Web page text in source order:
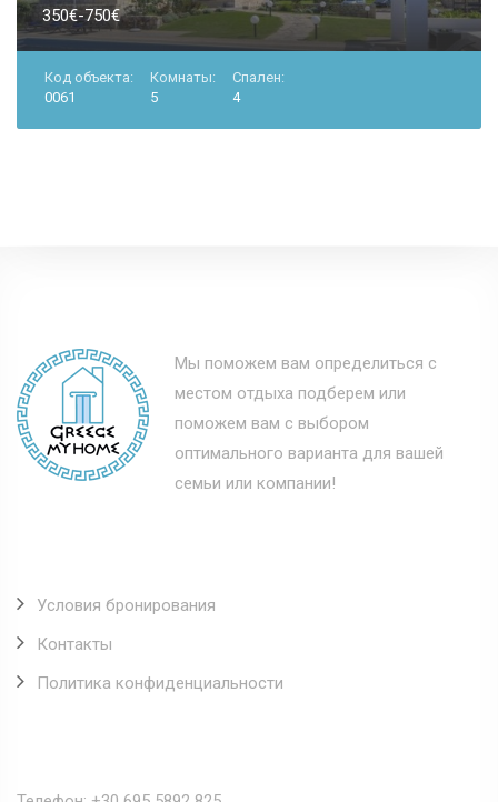
350€-750€
Код объекта:
0061
Комнаты:
5
Спален:
4
Мы поможем вам определиться с
местом отдыха подберем или
поможем вам с выбором
оптимального варианта для вашей
семьи или компании!
Условия бронирования
Контакты
Политика конфиденциальности